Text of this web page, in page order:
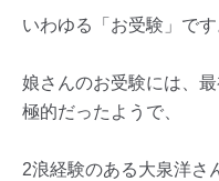
いわゆる「お受験」です
娘さんのお受験には、
極的だったようで、
2浪経験のある大泉洋さ